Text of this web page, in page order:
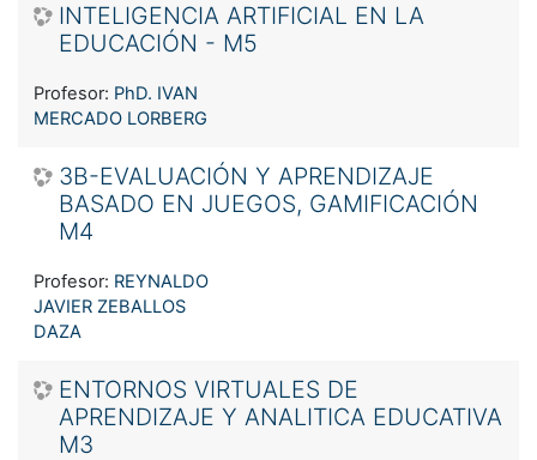
INTELIGENCIA ARTIFICIAL EN LA
EDUCACIÓN - M5
Profesor: PhD. IVAN
MERCADO LORBERG
3B-EVALUACIÓN Y APRENDIZAJE
BASADO EN JUEGOS, GAMIFICACIÓN
M4
Profesor: REYNALDO
JAVIER ZEBALLOS
DAZA
ENTORNOS VIRTUALES DE
APRENDIZAJE Y ANALITICA EDUCATIVA
M3